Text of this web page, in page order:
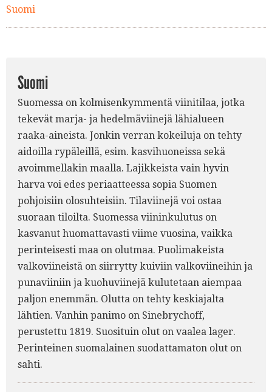
Suomi
Suomi
Suomessa on kolmisenkymmentä viinitilaa, jotka
tekevät marja- ja hedelmäviinejä lähialueen
raaka-aineista. Jonkin verran kokeiluja on tehty
aidoilla rypäleillä, esim. kasvihuoneissa sekä
avoimmellakin maalla. Lajikkeista vain hyvin
harva voi edes periaatteessa sopia Suomen
pohjoisiin olosuhteisiin. Tilaviinejä voi ostaa
suoraan tiloilta. Suomessa viininkulutus on
kasvanut huomattavasti viime vuosina, vaikka
perinteisesti maa on olutmaa. Puolimakeista
valkoviineistä on siirrytty kuiviin valkoviineihin ja
punaviiniin ja kuohuviinejä kulutetaan aiempaa
paljon enemmän. Olutta on tehty keskiajalta
lähtien. Vanhin panimo on Sinebrychoff,
perustettu 1819. Suosituin olut on vaalea lager.
Perinteinen suomalainen suodattamaton olut on
sahti.